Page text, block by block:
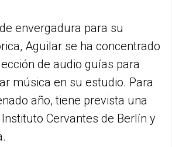
envergadura para su
Aguilar se ha concentrado
de audio guías para
música en su estudio. Para
año, tiene prevista una
Cervantes de Berlín y